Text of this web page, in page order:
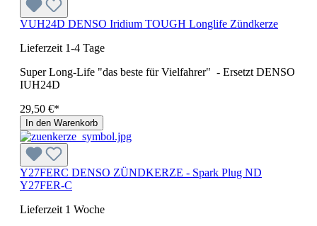
VUH24D DENSO Iridium TOUGH Longlife Zündkerze
Lieferzeit 1-4 Tage
Super Long-Life "das beste für Vielfahrer" - Ersetzt DENSO
IUH24D
29,50 €*
In den Warenkorb
Y27FERC DENSO ZÜNDKERZE - Spark Plug ND
Y27FER-C
Lieferzeit 1 Woche